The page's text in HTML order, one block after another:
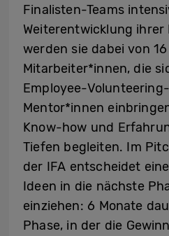
Finalisten-Teams
Weiterentwicklung
werden sie dabei von
Mitarbeiter*innen, die
Employee-
Mentor*innen
Know-how und
Tiefen begleiten. Im
der IFA entscheidet
Ideen in die nächste
einziehen: 6 Monate
Phase, in der die